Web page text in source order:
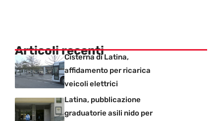
Articoli recenti
Cisterna di Latina,
affidamento per ricarica
veicoli elettrici
Latina, pubblicazione
graduatorie asili nido per